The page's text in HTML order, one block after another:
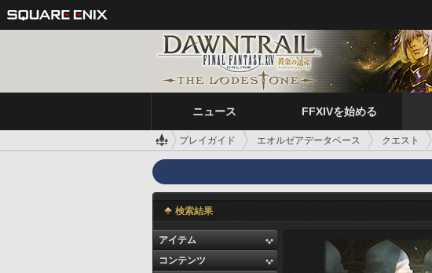
ニュース FFXIVを始める
プレイガイド エオルゼアデータベース クエスト
検索結果
アイテム
コンテンツ